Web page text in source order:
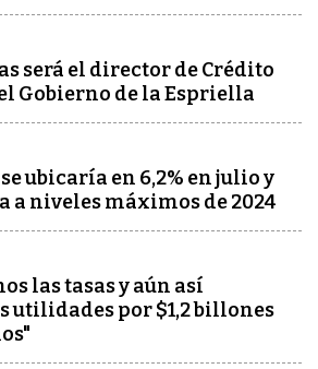
será el director de Crédito
Gobierno de la Espriella
ubicaría en 6,2% en julio y
a niveles máximos de 2024
las tasas y aún así
utilidades por $1,2 billones